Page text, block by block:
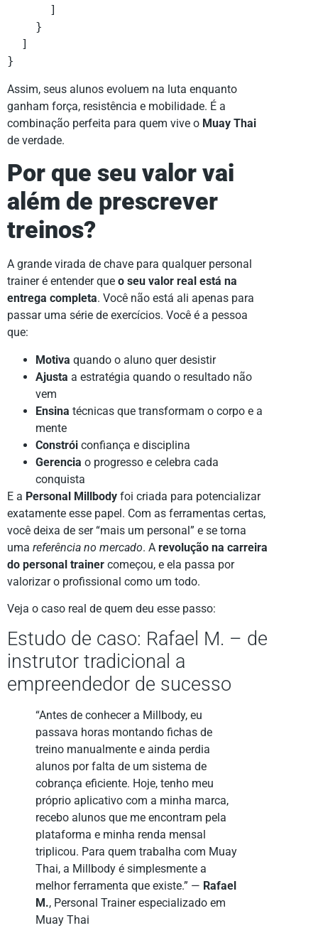
}
Assim, seus alunos evoluem na luta enquanto
ganham força, resistência e mobilidade. É a
combinação perfeita para quem vive o Muay Thai
de verdade.
Por que seu valor vai
além de prescrever
treinos?
A grande virada de chave para qualquer personal
trainer é entender que o seu valor real está na
entrega completa. Você não está ali apenas para
passar uma série de exercícios. Você é a pessoa
que:
Motiva quando o aluno quer desistir
Ajusta a estratégia quando o resultado não
vem
Ensina técnicas que transformam o corpo e a
mente
Constrói confiança e disciplina
Gerencia o progresso e celebra cada
conquista
E a Personal Millbody foi criada para potencializar
exatamente esse papel. Com as ferramentas certas,
você deixa de ser “mais um personal” e se torna
uma referência no mercado. A revolução na carreira
do personal trainer começou, e ela passa por
valorizar o profissional como um todo.
Veja o caso real de quem deu esse passo:
Estudo de caso: Rafael M. – de
instrutor tradicional a
empreendedor de sucesso
“Antes de conhecer a Millbody, eu
passava horas montando fichas de
treino manualmente e ainda perdia
alunos por falta de um sistema de
cobrança eficiente. Hoje, tenho meu
próprio aplicativo com a minha marca,
recebo alunos que me encontram pela
plataforma e minha renda mensal
triplicou. Para quem trabalha com Muay
Thai, a Millbody é simplesmente a
melhor ferramenta que existe.” — Rafael
M., Personal Trainer especializado em
Muay Thai